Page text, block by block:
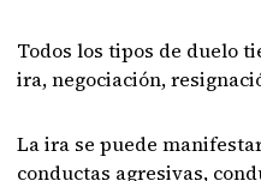
Todos los tipos de duelo
ira, negociación,
La ira se puede
conductas agresivas,